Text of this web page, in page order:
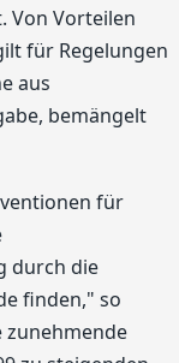
Von Vorteilen
für Regelungen
aus
bemängelt
für
durch die
finden," so
zunehmende